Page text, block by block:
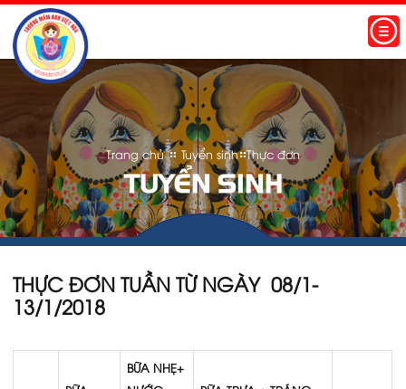
TRANG CHỦ
GIỚI THIỆU
THƯ NGỎ
PHƯƠNG CHÂM
ĐỘI NGŨ GIÁO VIÊN
CHƯƠNG TRÌNH HỌC
KITTY (18 - 24 THÁNG)
MICKEY (25-36 THÁNG)
MẦM (3 - 4 TUỔI)
CHỒI (4 - 5 TUỔI)
Trang chủ Tuyển sinh thực đơn
TUYỂN SINH
THỰC ĐƠN TUẦN TỪ NGÀY 08/1-
13/1/2018
BỮA NHẸ+